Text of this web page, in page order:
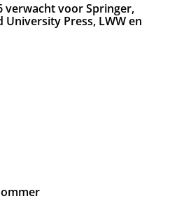
verwacht voor Springer,
Press, LWW en